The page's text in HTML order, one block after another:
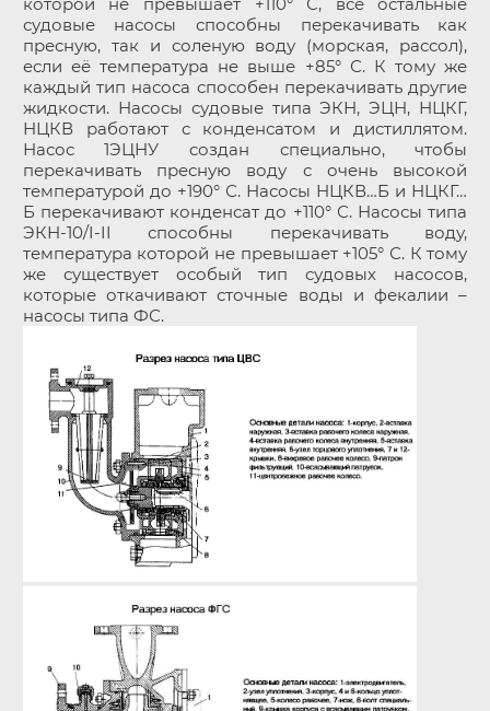
судовые насосы способны перекачивать как
пресную, так и соленую воду (морская, рассол),
если её температура не выше +85° С. К тому же
каждый тип насоса способен перекачивать другие
жидкости. Насосы судовые типа ЭКН, ЭЦН, НЦКГ,
НЦКВ работают с конденсатом и дистиллятом.
Насос 1ЭЦНУ создан специально, чтобы
перекачивать пресную воду с очень высокой
температурой до +190° С. Насосы НЦКВ…Б и НЦКГ…
Б перекачивают конденсат до +110° С. Насосы типа
ЭКН-10/I-II способны перекачивать воду,
температура которой не превышает +105° С. К тому
же существует особый тип судовых насосов,
которые откачивают сточные воды и фекалии –
насосы типа ФС.